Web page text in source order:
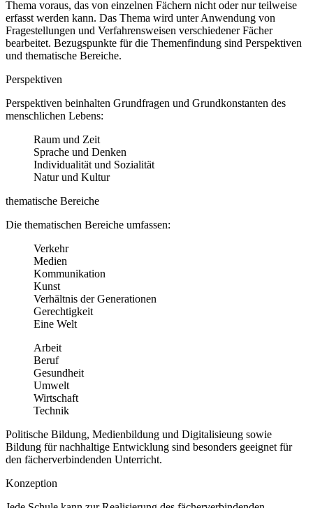
Thema voraus, das von einzelnen Fächern nicht oder nur teilweise
erfasst werden kann. Das Thema wird unter Anwendung von
Fragestellungen und Verfahrensweisen verschiedener Fächer
bearbeitet. Bezugspunkte für die Themenfindung sind Perspektiven
und thematische Bereiche.
Perspektiven
Perspektiven beinhalten Grundfragen und Grundkonstanten des
menschlichen Lebens:
Raum und Zeit
Sprache und Denken
Individualität und Sozialität
Natur und Kultur
thematische Bereiche
Die thematischen Bereiche umfassen:
Verkehr
Medien
Kommunikation
Kunst
Verhältnis der Generationen
Gerechtigkeit
Eine Welt
Arbeit
Beruf
Gesundheit
Umwelt
Wirtschaft
Technik
Politische Bildung, Medienbildung und Digitalisieung sowie
Bildung für nachhaltige Entwicklung sind besonders geeignet für
den fächerverbindenden Unterricht.
Konzeption